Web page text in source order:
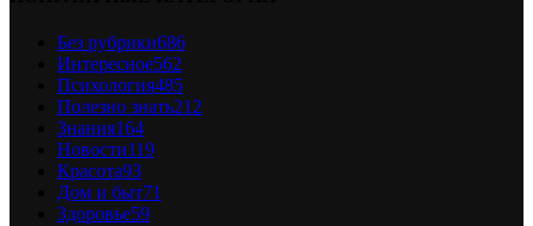
Без рубрики686
Интересное562
Психология485
Полезно знать212
Знания164
Новости119
Красота93
Дом и быт71
Здоровье59